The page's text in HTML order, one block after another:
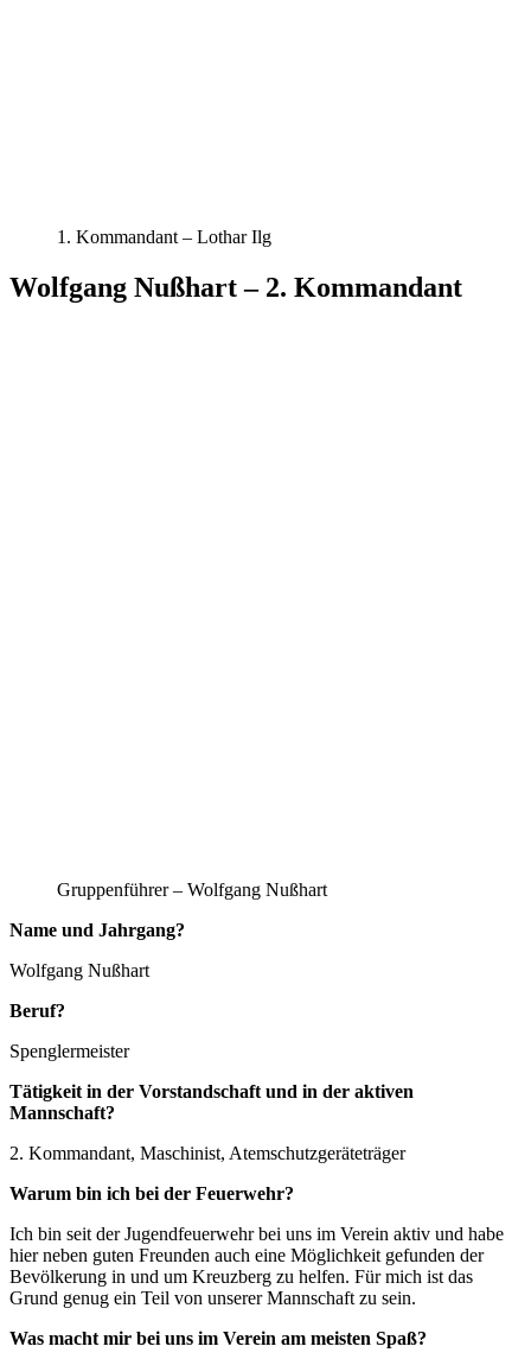
1. Kommandant – Lothar Ilg
Wolfgang Nußhart – 2. Kommandant
Gruppenführer – Wolfgang Nußhart
Name und Jahrgang?
Wolfgang Nußhart
Beruf?
Spenglermeister
Tätigkeit in der Vorstandschaft und in der aktiven
Mannschaft?
2. Kommandant, Maschinist, Atemschutzgeräteträger
Warum bin ich bei der Feuerwehr?
Ich bin seit der Jugendfeuerwehr bei uns im Verein aktiv und habe
hier neben guten Freunden auch eine Möglichkeit gefunden der
Bevölkerung in und um Kreuzberg zu helfen. Für mich ist das
Grund genug ein Teil von unserer Mannschaft zu sein.
Was macht mir bei uns im Verein am meisten Spaß?